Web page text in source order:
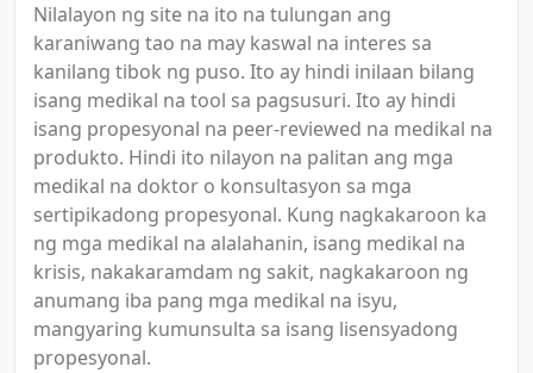
Nilalayon ng site na ito na tulungan ang
karaniwang tao na may kaswal na interes sa
kanilang tibok ng puso. Ito ay hindi inilaan bilang
isang medikal na tool sa pagsusuri. Ito ay hindi
isang propesyonal na peer-reviewed na medikal na
produkto. Hindi ito nilayon na palitan ang mga
medikal na doktor o konsultasyon sa mga
sertipikadong propesyonal. Kung nagkakaroon ka
ng mga medikal na alalahanin, isang medikal na
krisis, nakakaramdam ng sakit, nagkakaroon ng
anumang iba pang mga medikal na isyu,
mangyaring kumunsulta sa isang lisensyadong
propesyonal.